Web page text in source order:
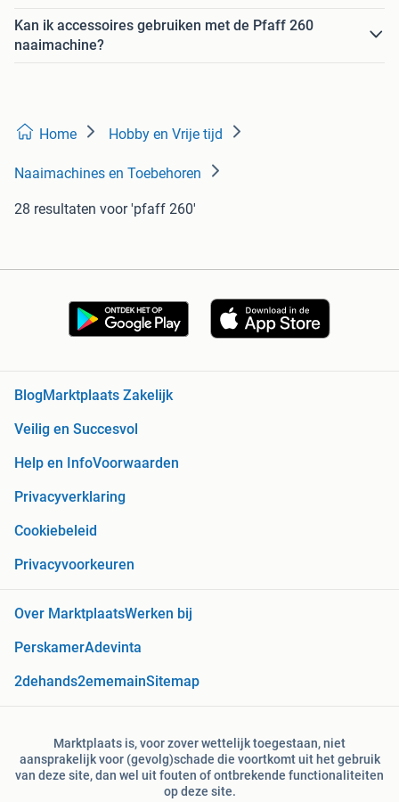
Kan ik accessoires gebruiken met de Pfaff 260
naaimachine?
Home Hobby en Vrije tijd
Naaimachines en Toebehoren
28 resultaten voor 'pfaff 260'
BlogMarktplaats Zakelijk
Veilig en Succesvol
Help en InfoVoorwaarden
Privacyverklaring
Cookiebeleid
Privacyvoorkeuren
Over MarktplaatsWerken bij
PerskamerAdevinta
2dehands2ememainSitemap
Marktplaats is, voor zover wettelijk toegestaan, niet
aansprakelijk voor (gevolg)schade die voortkomt uit het gebruik
van deze site, dan wel uit fouten of ontbrekende functionaliteiten
op deze site.